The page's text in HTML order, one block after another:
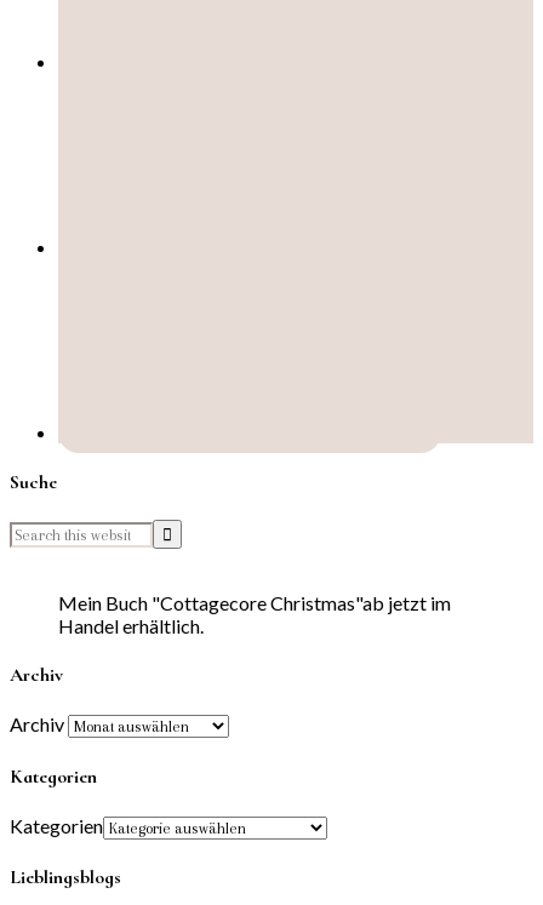
Suche
Mein Buch "Cottagecore Christmas"ab jetzt im
Handel erhältlich.
Archiv
Archiv
Kategorien
Kategorien
Lieblingsblogs